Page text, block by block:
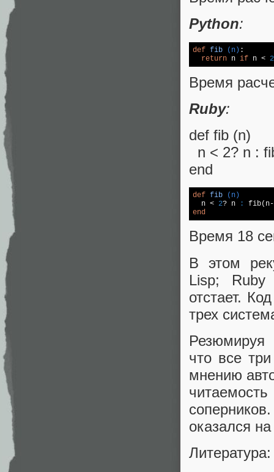
Python:
def fib (n) :
return n if n < 2
Время
Ruby:
def fib (n)
n < 2? n :
end
def fib
(n)
  n <
2? n :
fib(n-
end
Время 18
В этом
Lisp; Ruby
отстает.
трех
Резюмируя
что все
мнению
оказался
Литература: